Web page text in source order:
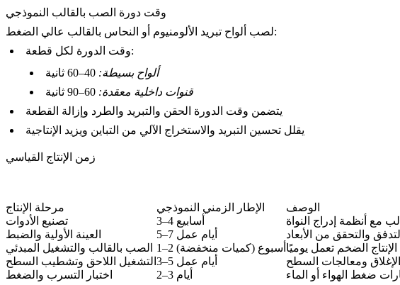
وقت دورة الصب بالقالب النموذجي
لصب ألواح تبريد الألومنيوم أو النحاس بالقالب عالي الضغط:
وقت الدورة لكل قطعة:
ألواح بسيطة:
قنوات داخلية معقدة:
يتضمن وقت الدورة الحقن والتبريد والطرد وإزالة القطعة
يقلل تحسين التبريد والاستخراج الآلي من التباين ويزيد الإنتاجية
زمن الإنتاج القياسي
مرحلة الإنتاج الإطار الزمني النموذجي
الوصف
تصنيع الأدوات
3–4 أسابيع
مع أنظمة إدراج النواة
العينة الأولية والضبط
5–7 أيام عمل
والتحقق من الأبعاد
الصب بالقالب والتشغيل المبدئي
1–2 أسبوع (كميات منخفضة) الضخم تعمل يوميًا
التشغيل اللاحق وتشطيب السطح 3–5 أيام عمل
الإغلاق ومعالجات السطح
اختبار التسرب والضغط
2–3 أيام